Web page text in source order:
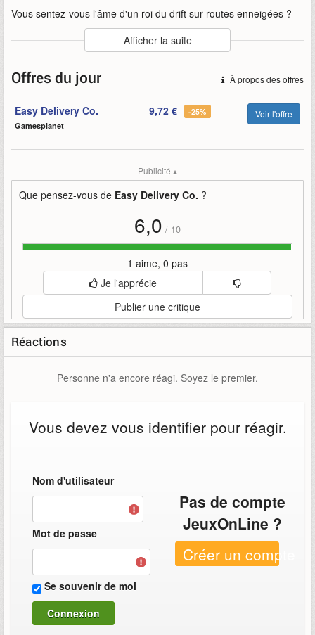
Vous sentez-vous l'âme d'un roi du drift sur routes enneigées ?
Auteur
Oro Interactive
: NeoGrifteR
Mots-clefs
bande-annonce
easy
easy-delivery-co easyrally met oro-interactive
Afficher la suite
À propos des offres
Offres du jour
Easy Delivery Co.
Gamesplanet
9,72 € -25% Voir l'offre
Publicité ▴
Que pensez-vous de Easy Delivery Co. ?
6,0 / 10
1 aime, 0 pas
Je l'apprécie
Publier une critique
Réactions
Personne n'a encore réagi. Soyez le premier.
Vous devez vous identifier pour réagir.
Nom d'utilisateur
Mot de passe
Se souvenir de moi
Pas de compte
JeuxOnLine ?
Créer un compte